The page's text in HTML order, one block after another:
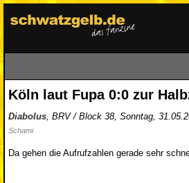
Köln laut Fupa 0:0 zur
Diabolus, BRV / Block 38, Sonntag,
Schami
Da gehen die Aufrufzahlen gerade sehr